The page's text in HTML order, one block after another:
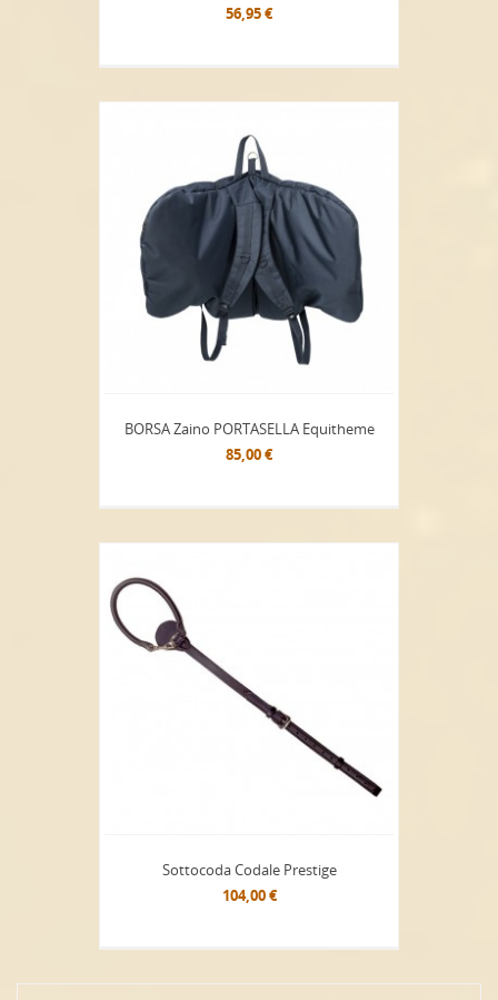
56,95 €
BORSA Zaino PORTASELLA Equitheme
85,00 €
Sottocoda Codale Prestige
104,00 €